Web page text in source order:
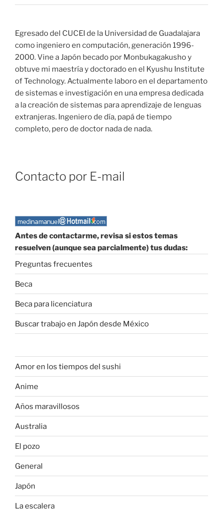
Egresado del CUCEI de la Universidad de Guadalajara
como ingeniero en computación, generación 1996-
2000. Vine a Japón becado por Monbukagakusho y
obtuve mi maestría y doctorado en el Kyushu Institute
of Technology. Actualmente laboro en el departamento
de sistemas e investigación en una empresa dedicada
a la creación de sistemas para aprendizaje de lenguas
extranjeras. Ingeniero de día, papá de tiempo
completo, pero de doctor nada de nada.
Contacto por E-mail
Antes de contactarme, revisa si estos temas
resuelven (aunque sea parcialmente) tus dudas:
Preguntas frecuentes
Beca
Beca para licenciatura
Buscar trabajo en Japón desde México
Amor en los tiempos del sushi
Anime
Años maravillosos
Australia
El pozo
General
Japón
La escalera